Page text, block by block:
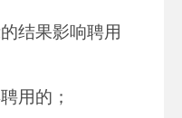
结果影响聘用
用的；